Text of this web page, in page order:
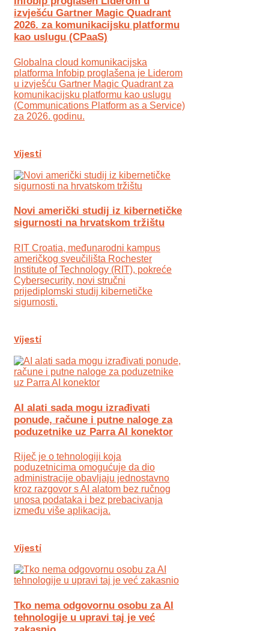
izvješću Gartner Magic Quadrant
2026. za komunikacijsku platformu
kao uslugu (CPaaS)
Globalna cloud komunikacijska
platforma Infobip proglašena je Liderom
u izvješću Gartner Magic Quadrant za
komunikacijsku platformu kao uslugu
(Communications Platform as a Service)
za 2026. godinu.
Vijesti
Novi američki studij iz kibernetičke
sigurnosti na hrvatskom tržištu
RIT Croatia, međunarodni kampus
američkog sveučilišta Rochester
Institute of Technology (RIT), pokreće
Cybersecurity, novi stručni
prijediplomski studij kibernetičke
sigurnosti.
Vijesti
AI alati sada mogu izrađivati
ponude, račune i putne naloge za
poduzetnike uz Parra AI konektor
Riječ je o tehnologiji koja
poduzetnicima omogućuje da dio
administracije obavljaju jednostavno
kroz razgovor s AI alatom bez ručnog
unosa podataka i bez prebacivanja
između više aplikacija.
Vijesti
Tko nema odgovornu osobu za AI
tehnologije u upravi taj je već